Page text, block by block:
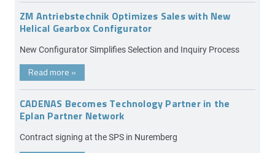
ZM Antriebstechnik Optimizes Sales with New
Helical Gearbox Configurator
New Configurator Simplifies Selection and Inquiry Process
Read more »
CADENAS Becomes Technology Partner in the
Eplan Partner Network
Contract signing at the SPS in Nuremberg